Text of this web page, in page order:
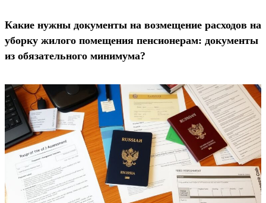
Какие нужны документы на возмещение расходов на
уборку жилого помещения пенсионерам: документы
из обязательного минимума?